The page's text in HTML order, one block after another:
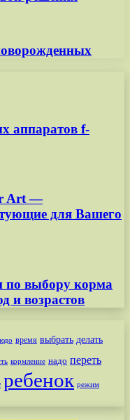
аппаратов f-
Art —
для Вашего
по выбору корма
и возрастов
время выбрать делать
кормление надо переть
ребенок режим